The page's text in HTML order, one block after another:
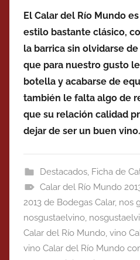
El Calar del Río Mundo
estilo bastante clásico,
la barrica sin olvidarse
que para nuestro gusto
botella y acabarse de
también le falta algo de
que su relación calidad
dejar de ser un buen vino.
Destacados, Ficha de
Calar del Río Mundo
2013 de Bodegas Calar, nos
nosgustaelvino,
Calar del Río Mundo, vino
vino Calar del Río Mundo